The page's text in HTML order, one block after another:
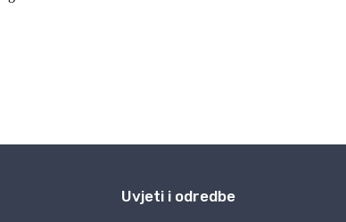
Uvjeti i odredbe